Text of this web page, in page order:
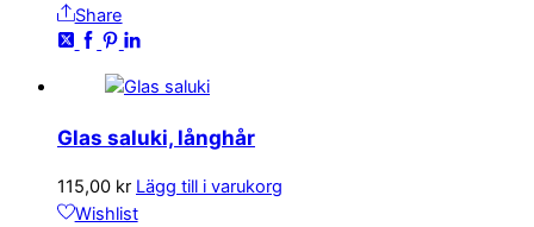
Share
Glas saluki, långhår
115,00 kr Lägg till i varukorg
Wishlist